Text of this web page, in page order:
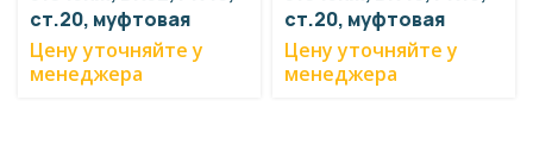
ст.20, муфтовая
Цену уточняйте у
менеджера
ст.20, муфтовая
Цену уточняйте у
менеджера